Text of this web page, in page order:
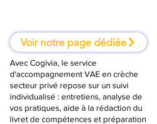
Voir notre page dédiée
Avec Cogivia, le service
d'accompagnement VAE en crèche
secteur privé repose sur un suivi
individualisé : entretiens, analyse de
vos pratiques, aide à la rédaction du
livret de compétences et préparation